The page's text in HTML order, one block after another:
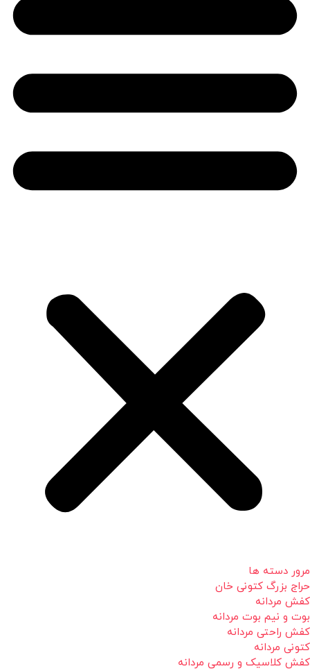
مرور دسته ها
حراج بزرگ کتونی خان
کفش مردانه
بوت و نیم بوت مردانه
کفش راحتی مردانه
کتونی مردانه
کفش کلاسیک و رسمی مردانه